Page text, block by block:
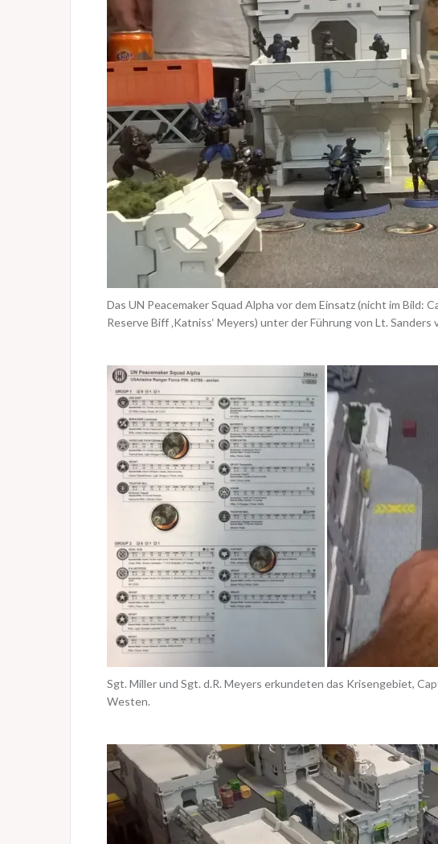
Das UN Peacemaker Squad Alpha vor dem Einsatz (nicht im Bild:
Reserve Biff ‚Katniss‘ Meyers) unter der Führung von Lt.
Sgt. Miller und Sgt. d.R. Meyers erkundeten das Krisengebiet,
Westen.